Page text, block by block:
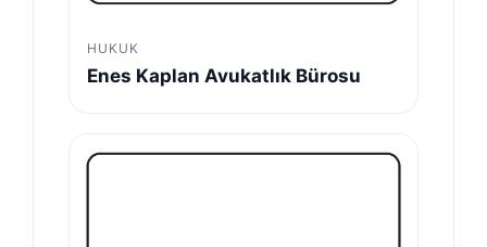
HUKUK
Enes Kaplan Avukatlık Bürosu